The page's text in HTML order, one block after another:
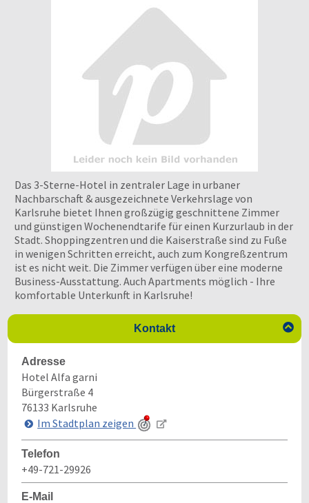
Das 3-Sterne-Hotel in zentraler Lage in urbaner
Nachbarschaft & ausgezeichnete Verkehrslage von
Karlsruhe bietet Ihnen großzügig geschnittene Zimmer
und günstigen Wochenendtarife für einen Kurzurlaub in der
Stadt. Shoppingzentren und die Kaiserstraße sind zu Fuße
in wenigen Schritten erreicht, auch zum Kongreßzentrum
ist es nicht weit. Die Zimmer verfügen über eine moderne
Business-Ausstattung. Auch Apartments möglich - Ihre
komfortable Unterkunft in Karlsruhe!
Kontakt 
Adresse
Hotel Alfa garni
Bürgerstraße 4
76133 Karlsruhe
Im Stadtplan zeigen
Telefon
+49-721-29926
E-Mail